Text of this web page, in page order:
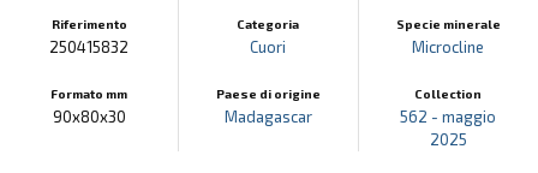
Riferimento
250415832
Formato mm
90x80x30
Categoria
Cuori
Paese di origine
Madagascar
Specie minerale
Microcline
Collection
562 - maggio
2025